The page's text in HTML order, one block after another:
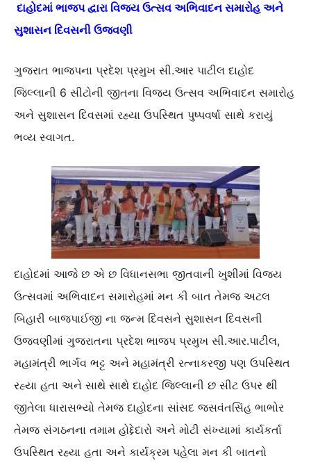
દાહોદમાં ભાજપ દ્વારા વિજય ઉત્સવ અભિવાદન સમારોહ અને
સુશાસન દિવસની ઉજવણી
ગુજરાત ભાજપના પ્રદેશ પ્રમુખ સી.આર પાટીલ દાહોદ
જિલ્લાની 6 સીટોની જીતના વિજય ઉત્સવ અભિવાદન સમારોહ
અને સુશાસન દિવસમાં રહ્યા ઉપસ્થિત પુષ્પવર્ષા સાથે કરાયું
ભવ્ય સ્વાગત.
દાહોદમાં આજે છ એ છ વિધાનસભા જીતવાની ખુશીમાં વિજય
ઉત્સવમાં અભિવાદન સમારોહમાં મન કી બાત તેમજ અટલ
બિહારી બાજપાઈજી ના જન્મ દિવસને સુશાસન દિવસની
ઉજવણીમાં ગુજરાતના પ્રદેશ ભાજપ પ્રમુખ સી.આર.પાટીલ,
મહામંત્રી ભાર્ગવ ભટ્ટ અને મહામંત્રી રત્નાકરજી પણ ઉપસ્થિત
રહ્યા હતા અને સાથે સાથે દાહોદ જિલ્લાની છ સીટ ઉપર થી
જીતેલા ધારાસભ્યો તેમજ દાહોદના સાંસદ જસવંતસિંહ ભાભોર
તેમજ સંગઠનના તમામ હોદ્દેદારો અને મોટી સંખ્યામાં કાર્યકર્તા
ઉપસ્થિત રહ્યા હતા અને કાર્યક્રમ પહેલા મન કી બાતનો